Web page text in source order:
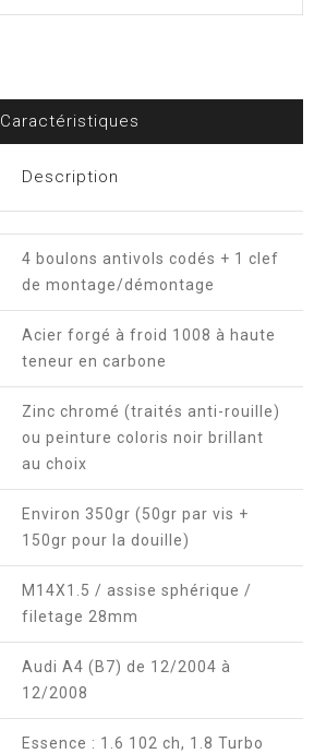
Caractéristiques
Description
4 boulons antivols codés + 1 clef
de montage/démontage
Acier forgé à froid 1008 à haute
teneur en carbone
Zinc chromé (traités anti-rouille)
ou peinture coloris noir brillant
au choix
Environ 350gr (50gr par vis +
150gr pour la douille)
M14X1.5 / assise sphérique /
filetage 28mm
Audi A4 (B7) de 12/2004 à
12/2008
Essence : 1.6 102 ch, 1.8 Turbo